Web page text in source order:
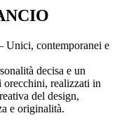
Unici, contemporanei e
decisa e un
realizzati in
del design,
e originalità.